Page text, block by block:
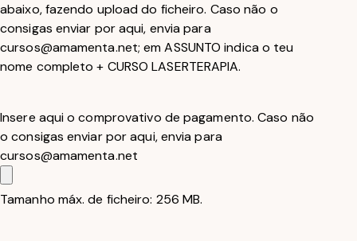
abaixo, fazendo upload do ficheiro. Caso não o
consigas enviar por aqui, envia para
cursos@amamenta.net; em ASSUNTO indica o teu
nome completo + CURSO LASERTERAPIA.
Insere aqui o comprovativo de pagamento. Caso não
o consigas enviar por aqui, envia para
cursos@amamenta.net
Tamanho máx. de ficheiro: 256 MB.